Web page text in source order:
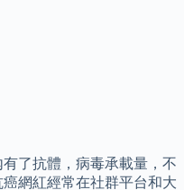
了抗體，病毒承載量，不
網紅經常在社群平台和大